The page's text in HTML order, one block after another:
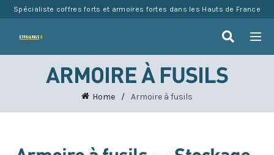
Spécialiste coffres forts et armoires fortes dans les Hauts de France
ARMOIRE À FUSILS
Home Armoire à fusils